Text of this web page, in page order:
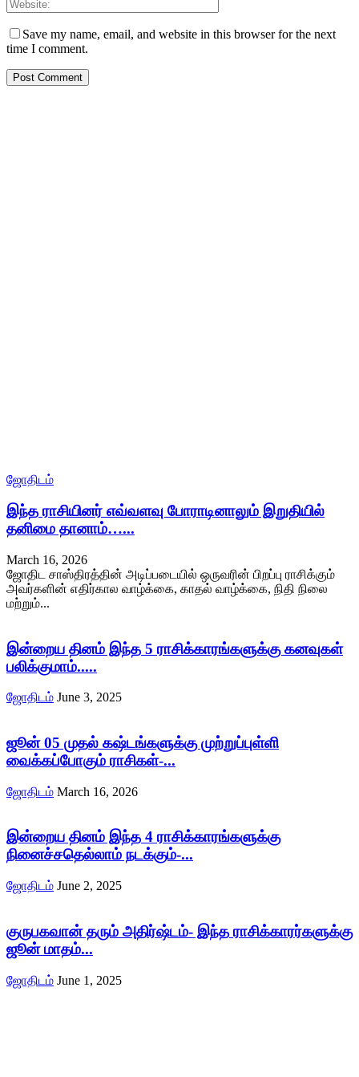
Save my name, email, and website in this browser for the next
time I comment.
ஜோதிடம்
இந்த ராசியினர் எவ்வளவு போராடினாலும் இறுதியில்
தனிமை தானாம்…...
March 16, 2026
ஜோதிட சாஸ்திரத்தின் அடிப்படையில் ஒருவரின் பிறப்பு ராசிக்கும்
அவர்களின் எதிர்கால வாழ்க்கை, காதல் வாழ்க்கை, நிதி நிலை
மற்றும்...
இன்றைய தினம் இந்த 5 ராசிக்காரங்களுக்கு கனவுகள்
பலிக்குமாம்.....
ஜோதிடம் June 3, 2025
ஜூன் 05 முதல் கஷ்டங்களுக்கு முற்றுப்புள்ளி
வைக்கப்போகும் ராசிகள்-...
ஜோதிடம் March 16, 2026
இன்றைய தினம் இந்த 4 ராசிக்காரங்களுக்கு
நினைச்சதெல்லாம் நடக்கும்-...
ஜோதிடம் June 2, 2025
குருபகவான் தரும் அதிர்ஷ்டம்- இந்த ராசிக்காரர்களுக்கு
ஜூன் மாதம்...
ஜோதிடம் June 1, 2025